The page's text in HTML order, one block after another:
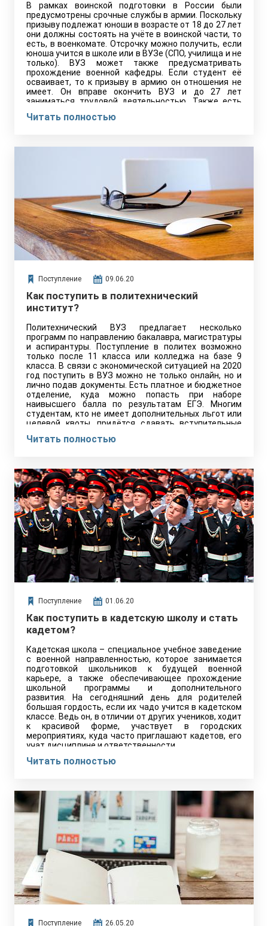
В рамках воинской подготовки в России были
предусмотрены срочные службы в армии. Поскольку
призыву подлежат юноши в возрасте от 18 до 27 лет
они должны состоять на учёте в воинской части, то
есть, в военкомате. Отсрочку можно получить, если
юноша учится в школе или в ВУЗе (СПО, училища и не
только). ВУЗ может также предусматривать
прохождение военной кафедры. Если студент её
осваивает, то к призыву в армию он отношения не
имеет. Он вправе окончить ВУЗ и до 27 лет
заниматься трудовой деятельностью. Также есть
военных кафедр при университетах.
Читать полностью
Поступление 09.06.20
Как поступить в политехнический
институт?
Политехнический ВУЗ предлагает несколько
программ по направлению бакалавра, магистратуры
и аспирантуры. Поступление в политех возможно
только после 11 класса или колледжа на базе 9
класса. В связи с экономической ситуацией на 2020
год поступить в ВУЗ можно не только онлайн, но и
лично подав документы. Есть платное и бюджетное
отделение, куда можно попасть при наборе
наивысшего балла по результатам ЕГЭ. Многим
студентам, кто не имеет дополнительных льгот или
целевой квоты, придётся сдавать вступительные
основе.
Читать полностью
Поступление 01.06.20
Как поступить в кадетскую школу и стать
кадетом?
Кадетская школа – специальное учебное заведение
с военной направленностью, которое занимается
подготовкой школьников к будущей военной
карьере, а также обеспечивающее прохождение
школьной программы и дополнительного
развития. На сегодняшний день для родителей
большая гордость, если их чадо учится в кадетском
классе. Ведь он, в отличии от других учеников, ходит
к красивой форме, участвует в городских
мероприятиях, куда часто приглашают кадетов, его
учат дисциплине и ответственности.
Читать полностью
Поступление 26.05.20